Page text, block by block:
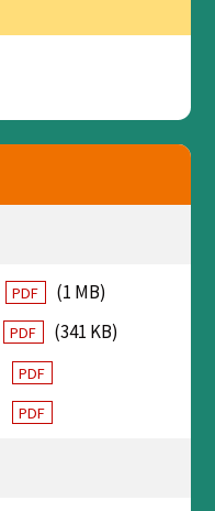
PDF
(1 MB)
PDF
(341 KB)
PDF
PDF